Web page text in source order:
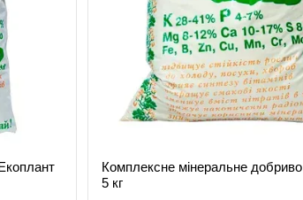
Комплексне мінеральне
5 кг